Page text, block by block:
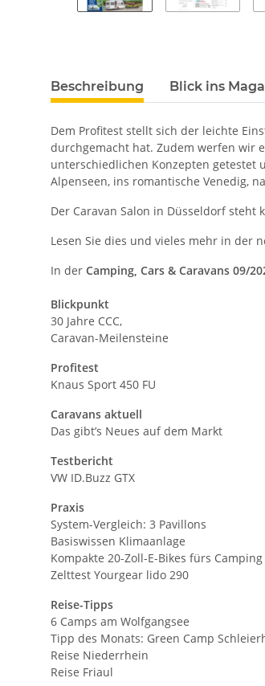
Beschreibung Blick ins
Dem Profitest stellt sich der leichte
durchgemacht hat. Zudem werfen wir
unterschiedlichen Konzepten getestet
Alpenseen, ins romantische Venedig,
Der Caravan Salon in Düsseldorf steht
Lesen Sie dies und vieles mehr in der
In der Camping, Cars & Caravans 09/
Blickpunkt
30 Jahre CCC,
Caravan-Meilensteine
Profitest
Knaus Sport 450 FU
Caravans aktuell
Das gibt’s Neues auf dem Markt
Testbericht
VW ID.Buzz GTX
Praxis
System-Vergleich: 3 Pavillons
Basiswissen Klimaanlage
Kompakte 20-Zoll-E-Bikes fürs Camping
Zelttest Yourgear lido 290
Reise-Tipps
6 Camps am Wolfgangsee
Tipp des Monats: Green Camp
Reise Niederrhein
Reise Friaul